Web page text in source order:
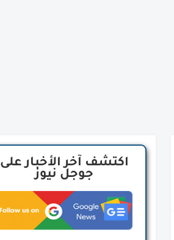
اكتشف آخر الأخبار على
جوجل نيوز